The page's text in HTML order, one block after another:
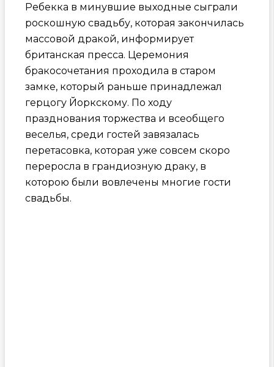
Ребекка в минувшие выходные сыграли
роскошную свадьбу, которая закончилась
массовой дракой, информирует
британская пресса. Церемония
бракосочетания проходила в старом
замке, который раньше принадлежал
герцогу Йоркскому. По ходу
празднования торжества и всеобщего
веселья, среди гостей завязалась
перетасовка, которая уже совсем скоро
переросла в грандиозную драку, в
которою были вовлечены многие гости
свадьбы.